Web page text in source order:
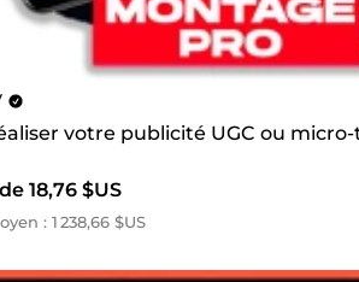
votre publicité UGC ou
18,76 $US
: 1 238,66 $US